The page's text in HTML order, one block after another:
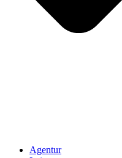
Agentur